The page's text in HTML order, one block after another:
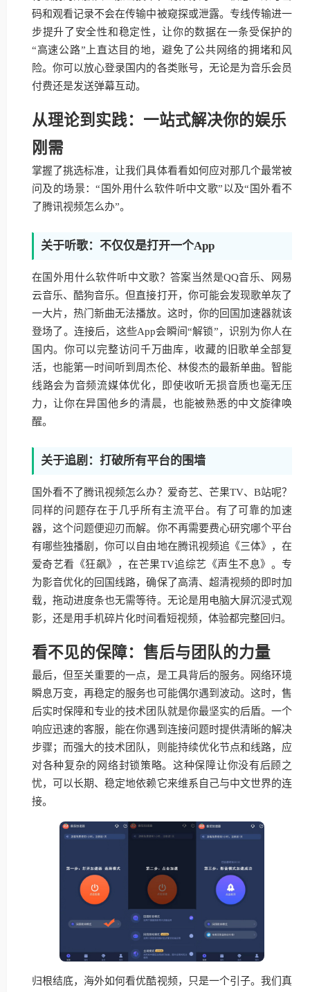
码和观看记录不会在传输中被窥探或泄露。专线传输进一
步提升了安全性和稳定性，让你的数据在一条受保护的
“高速公路”上直达目的地，避免了公共网络的拥堵和风
险。你可以放心登录国内的各类账号，无论是为音乐会员
付费还是发送弹幕互动。
从理论到实践：一站式解决你的娱乐
刚需
掌握了挑选标准，让我们具体看看如何应对那几个最常被
问及的场景：“国外用什么软件听中文歌”以及“国外看不
了腾讯视频怎么办”。
关于听歌：不仅仅是打开一个App
在国外用什么软件听中文歌？答案当然是QQ音乐、网易
云音乐、酷狗音乐。但直接打开，你可能会发现歌单灰了
一大片，热门新曲无法播放。这时，你的回国加速器就该
登场了。连接后，这些App会瞬间“解锁”，识别为你人在
国内。你可以完整访问千万曲库，收藏的旧歌单全部复
活，也能第一时间听到周杰伦、林俊杰的最新单曲。智能
线路会为音频流媒体优化，即使收听无损音质也毫无压
力，让你在异国他乡的清晨，也能被熟悉的中文旋律唤
醒。
关于追剧：打破所有平台的围墙
国外看不了腾讯视频怎么办？爱奇艺、芒果TV、B站呢？
同样的问题存在于几乎所有主流平台。有了可靠的加速
器，这个问题便迎刃而解。你不再需要费心研究哪个平台
有哪些独播剧，你可以自由地在腾讯视频追《三体》，在
爱奇艺看《狂飙》，在芒果TV追综艺《声生不息》。专
为影音优化的回国线路，确保了高清、超清视频的即时加
载，拖动进度条也无需等待。无论是用电脑大屏沉浸式观
影，还是用手机碎片化时间看短视频，体验都完整回归。
看不见的保障：售后与团队的力量
最后，但至关重要的一点，是工具背后的服务。网络环境
瞬息万变，再稳定的服务也可能偶尔遇到波动。这时，售
后实时保障和专业的技术团队就是你最坚实的后盾。一个
响应迅速的客服，能在你遇到连接问题时提供清晰的解决
步骤；而强大的技术团队，则能持续优化节点和线路，应
对各种复杂的网络封锁策略。这种保障让你没有后顾之
忧，可以长期、稳定地依赖它来维系自己与中文世界的连
接。
归根结底，海外如何看优酷视频，只是一个引子。我们真